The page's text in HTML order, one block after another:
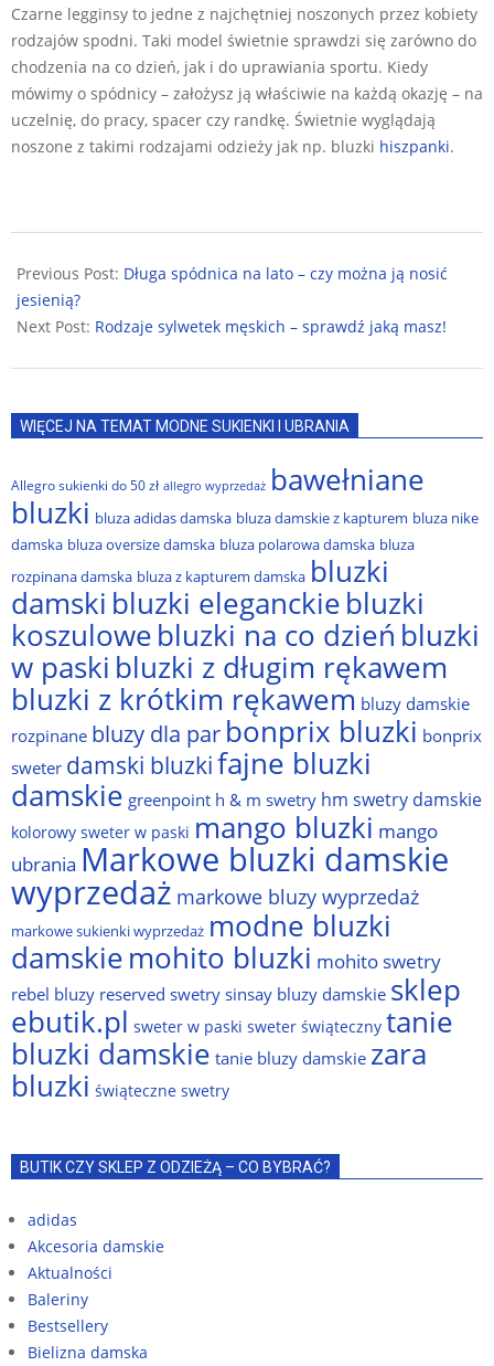
Czarne legginsy to jedne z najchętniej noszonych przez kobiety
rodzajów spodni. Taki model świetnie sprawdzi się zarówno do
chodzenia na co dzień, jak i do uprawiania sportu. Kiedy
mówimy o spódnicy – założysz ją właściwie na każdą okazję – na
uczelnię, do pracy, spacer czy randkę. Świetnie wyglądają
noszone z takimi rodzajami odzieży jak np. bluzki hiszpanki.
11-
16
Previous Post: Długa spódnica na lato – czy można ją nosić
jesienią?
Next Post: Rodzaje sylwetek męskich – sprawdź jaką masz!
WIĘCEJ NA TEMAT MODNE SUKIENKI I UBRANIA
Allegro sukienki do 50 zł allegro wyprzedaż bawełniane
bluzki bluza adidas damska bluza damskie z kapturem bluza nike
damska bluza oversize damska bluza polarowa damska bluza
rozpinana damska bluza z kapturem damska bluzki
damski bluzki eleganckie bluzki
koszulowe bluzki na co dzień bluzki
w paski bluzki z długim rękawem
bluzki z krótkim rękawem bluzy damskie
rozpinane bluzy dla par bonprix bluzki bonprix
sweter damski bluzkifajne bluzki
damskie greenpoint h & m swetry hm swetry damskie
kolorowy sweter w paski mango bluzki mango
ubrania Markowe bluzki damskie
wyprzedaż markowe bluzy wyprzedaż
markowe sukienki wyprzedaż modne bluzki
damskiemohito bluzki mohito swetry
rebel bluzy reserved swetrysinsay bluzy damskie sklep
ebutik.pl sweter w paski sweter świąteczny tanie
bluzki damskie tanie bluzy damskie zara
bluzki świąteczne swetry
BUTIK CZY SKLEP Z ODZIEŻĄ – CO BYBRAĆ?
adidas
Akcesoria damskie
Aktualności
Baleriny
Bestsellery
Bielizna damska